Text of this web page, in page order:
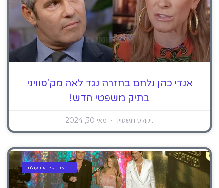
אנדי כהן נלחם בחזרה נגד לאה מק'סוויני
בתיק משפטי חדש!
ניקולס וינשטיין מאי 30, 2024
חדשות סלבס בעולם